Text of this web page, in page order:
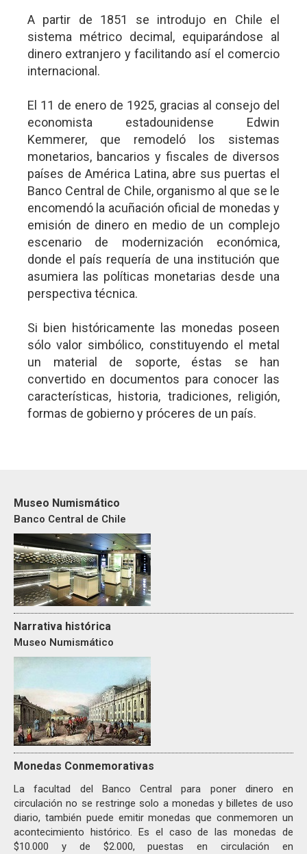
A partir de 1851 se introdujo en Chile el
sistema métrico decimal, equiparándose al
dinero extranjero y facilitando así el comercio
internacional.
El 11 de enero de 1925, gracias al consejo del
economista estadounidense Edwin
Kemmerer, que remodeló los sistemas
monetarios, bancarios y fiscales de diversos
países de América Latina, abre sus puertas el
Banco Central de Chile, organismo al que se le
encomendó la acuñación oficial de monedas y
emisión de dinero en medio de un complejo
escenario de modernización económica,
donde el país requería de una institución que
asumiera las políticas monetarias desde una
perspectiva técnica.
Si bien históricamente las monedas poseen
sólo valor simbólico, constituyendo el metal
un material de soporte, éstas se han
convertido en documentos para conocer las
características, historia, tradiciones, religión,
formas de gobierno y próceres de un país.
Museo Numismático
Banco Central de Chile
Narrativa histórica
Museo Numismático
Monedas Conmemorativas
La facultad del Banco Central para poner dinero en
circulación no se restringe solo a monedas y billetes de uso
diario, también puede emitir monedas que conmemoren un
acontecimiento histórico. Es el caso de las monedas de
$10.000 y de $2.000, puestas en circulación en